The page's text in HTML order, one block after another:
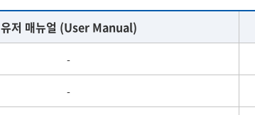
유저 매뉴얼 (User Manual)
-
-